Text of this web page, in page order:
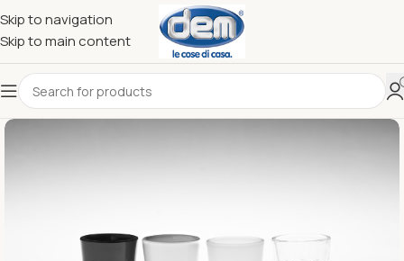
Skip to navigation
Skip to main content